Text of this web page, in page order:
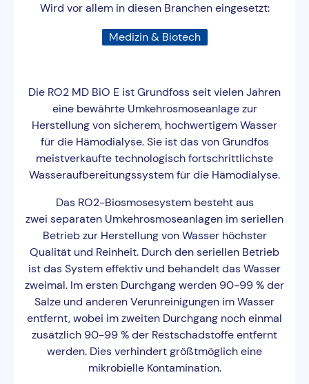
Wird vor allem in diesen Branchen eingesetzt:
Medizin & Biotech
Die RO2 MD BiO E ist Grundfoss seit vielen Jahren
eine bewährte Umkehrosmoseanlage zur
Herstellung von sicherem, hochwertigem Wasser
für die Hämodialyse. Sie ist das von Grundfos
meistverkaufte technologisch fortschrittlichste
Wasseraufbereitungssystem für die Hämodialyse.
Das RO2-Biosmosesystem besteht aus
zwei separaten Umkehrosmoseanlagen im seriellen
Betrieb zur Herstellung von Wasser höchster
Qualität und Reinheit. Durch den seriellen Betrieb
ist das System effektiv und behandelt das Wasser
zweimal. Im ersten Durchgang werden 90-99 % der
Salze und anderen Verunreinigungen im Wasser
entfernt, wobei im zweiten Durchgang noch einmal
zusätzlich 90-99 % der Restschadstoffe entfernt
werden. Dies verhindert größtmöglich eine
mikrobielle Kontamination.